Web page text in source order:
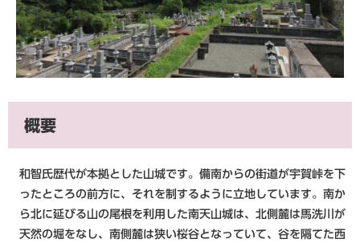
概要
和智氏歴代が本拠とした山城です。備南からの街道が宇賀峠を下
ったところの前方に、それを制するように立地しています。南か
ら北に延びる山の尾根を利用した南天山城は、北側麓は馬洗川が
天然の堀をなし、南側麓は狭い桜谷となっていて、谷を隔てた西